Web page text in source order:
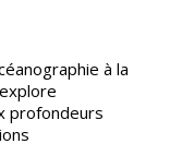
à la
profondeurs